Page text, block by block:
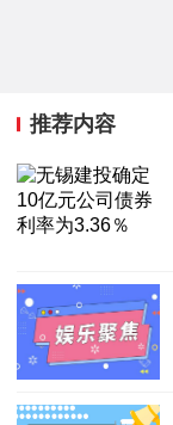
推荐内容